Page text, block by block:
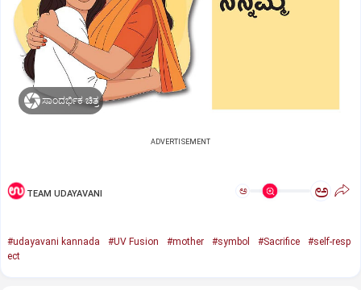
ಸಾಂದರ್ಭಿಕ ಚಿತ್ರ
ADVERTISEMENT
TEAM UDAYAVANI ಅ ಅ
#udayavani kannada #UV Fusion #mother #symbol #Sacrifice
#self-resp
ect